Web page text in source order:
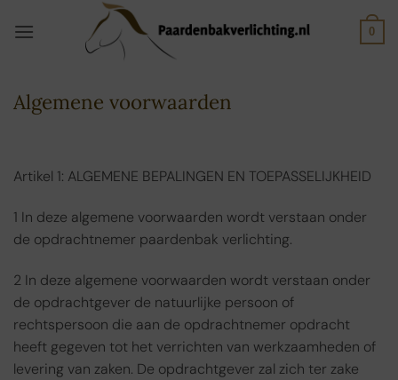
naar
0
Algemene voorwaarden
Artikel 1: ALGEMENE BEPALINGEN EN TOEPASSELIJKHEID
1 In deze algemene voorwaarden wordt verstaan onder
de opdrachtnemer paardenbak verlichting.
2 In deze algemene voorwaarden wordt verstaan onder
de opdrachtgever de natuurlijke persoon of
rechtspersoon die aan de opdrachtnemer opdracht
heeft gegeven tot het verrichten van werkzaamheden of
levering van zaken. De opdrachtgever zal zich ter zake